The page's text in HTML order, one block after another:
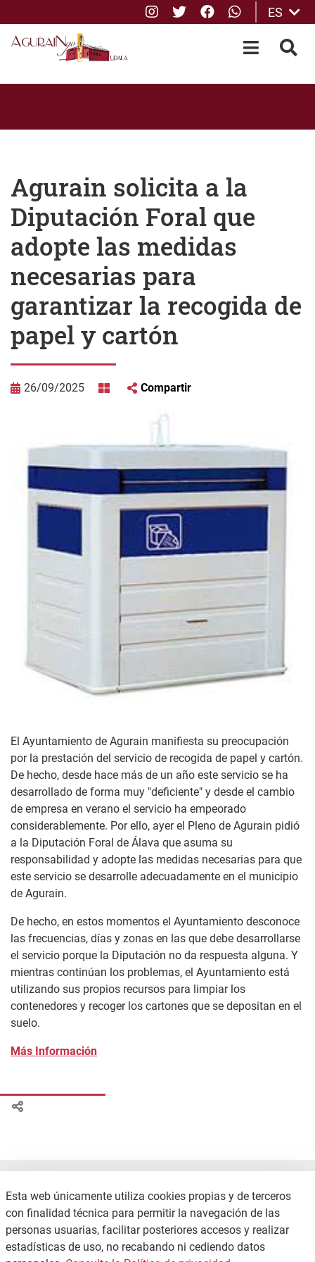
Instagram
TwitterFacebook
whatsApp
ES
OPEN-
Agurain solicita a la
Diputación Foral que
adopte las medidas
necesarias para
garantizar la recogida de
papel y cartón
26/09/2025 Compartir
El Ayuntamiento de Agurain manifiesta su preocupación
por la prestación del servicio de recogida de papel y cartón.
De hecho, desde hace más de un año este servicio se ha
desarrollado de forma muy "deficiente" y desde el cambio
de empresa en verano el servicio ha empeorado
considerablemente. Por ello, ayer el Pleno de Agurain pidió
a la Diputación Foral de Álava que asuma su
responsabilidad y adopte las medidas necesarias para que
este servicio se desarrolle adecuadamente en el municipio
de Agurain.
De hecho, en estos momentos el Ayuntamiento desconoce
las frecuencias, días y zonas en las que debe desarrollarse
el servicio porque la Diputación no da respuesta alguna. Y
mientras continúan los problemas, el Ayuntamiento está
utilizando sus propios recursos para limpiar los
contenedores y recoger los cartones que se depositan en el
suelo.
Más Información
CONTACTO POLÍTICA DE PRIVACIDAD
Esta web únicamente utiliza cookies propias y de terceros
con finalidad técnica para permitir la navegación de las
personas usuarias, facilitar posteriores accesos y realizar
estadísticas de uso, no recabando ni cediendo datos